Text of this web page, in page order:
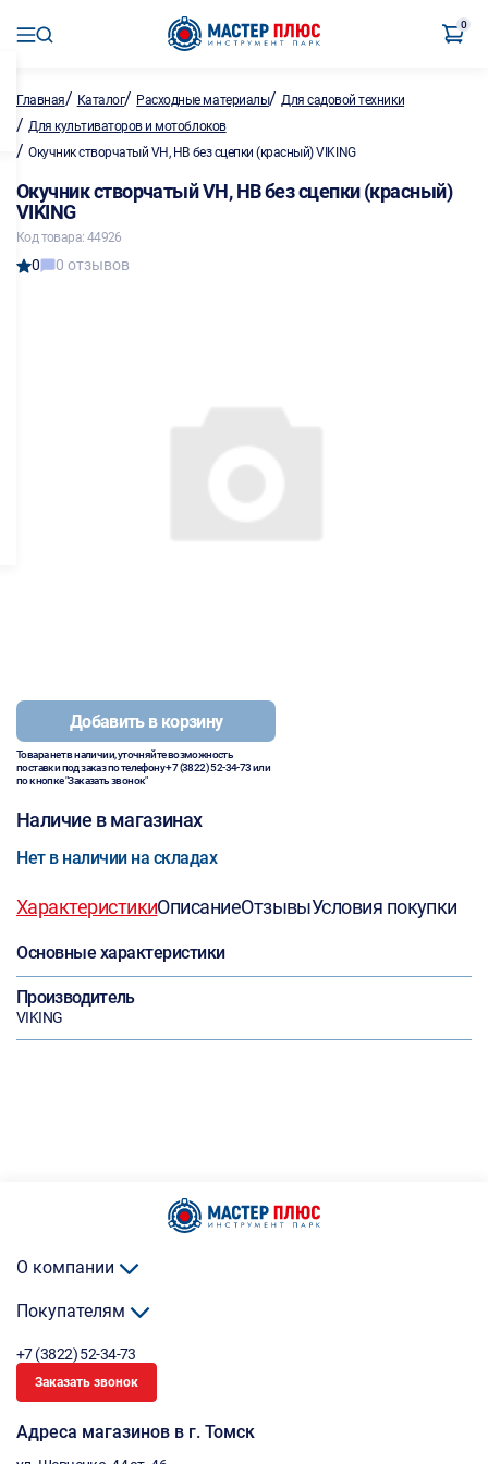
0
Главная/ Каталог/ Расходные материалы/Для садовой техники
/ Для культиваторов и мотоблоков
/ Окучник створчатый VH, HB без сцепки (красный) VIKING
Окучник створчатый VH, HB без сцепки (красный)
VIKING
Код товара: 44926
0 0 отзывов
Добавить в корзину
Товара нет в наличии, уточняйте возможность
поставки под заказ по телефону+7 (3822) 52-34-73или
по кнопке "Заказать звонок"
Наличие в магазинах
Нет в наличии на складах
ХарактеристикиОписаниеОтзывыУсловия покупки
Основные характеристики
Производитель
VIKING
О компании
Покупателям
+7 (3822) 52-34-73
Заказать звонок
Адреса магазинов в г. Томск